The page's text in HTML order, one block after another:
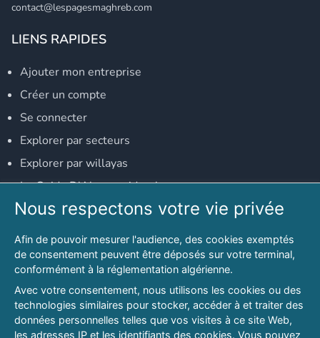
contact@lespagesmaghreb.com
LIENS RAPIDES
Ajouter mon entreprise
Créer un compte
Se connecter
Explorer par secteurs
Explorer par willayas
Le Guide D'Alger, guide-alger.com
NOS RÉSEAUX SOCIAUX
Notre page Facebook
Notre page LinkedIn
Notre page Instagram
Notre page Twitter
Nous respectons votre vie privée
Afin de pouvoir mesurer l'audience, des cookies exemptés
de consentement peuvent être déposés sur votre terminal,
conformément à la réglementation algérienne.
Avec votre consentement, nous utilisons les cookies ou des
technologies similaires pour stocker, accéder à et traiter des
données personnelles telles que vos visites à ce site Web,
les adresses IP et les identifiants des cookies. Vous pouvez